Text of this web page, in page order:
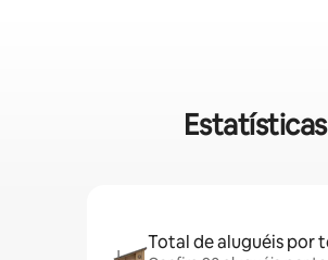
Total de aluguéis por